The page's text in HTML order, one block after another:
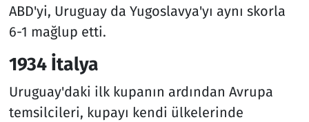
ABD'yi, Uruguay da Yugoslavya'yı aynı skorla
6-1 mağlup etti.
1934 İtalya
Uruguay'daki ilk kupanın ardından Avrupa
temsilcileri, kupayı kendi ülkelerinde